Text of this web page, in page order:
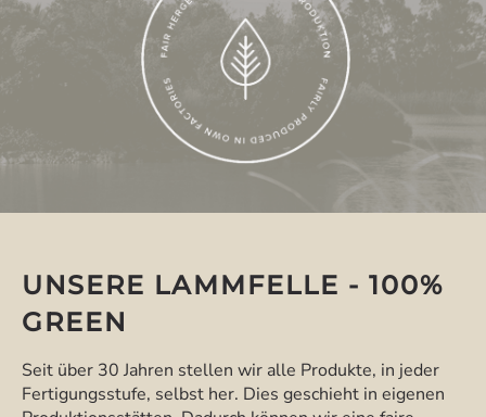
UNSERE LAMMFELLE - 100%
GREEN
Seit über 30 Jahren stellen wir alle Produkte, in jeder
Fertigungsstufe, selbst her. Dies geschieht in eigenen